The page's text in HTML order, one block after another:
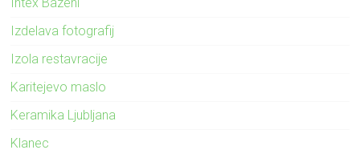
Izdelava fotografij
Izola restavracije
Karitejevo maslo
Keramika Ljubljana
Klanec